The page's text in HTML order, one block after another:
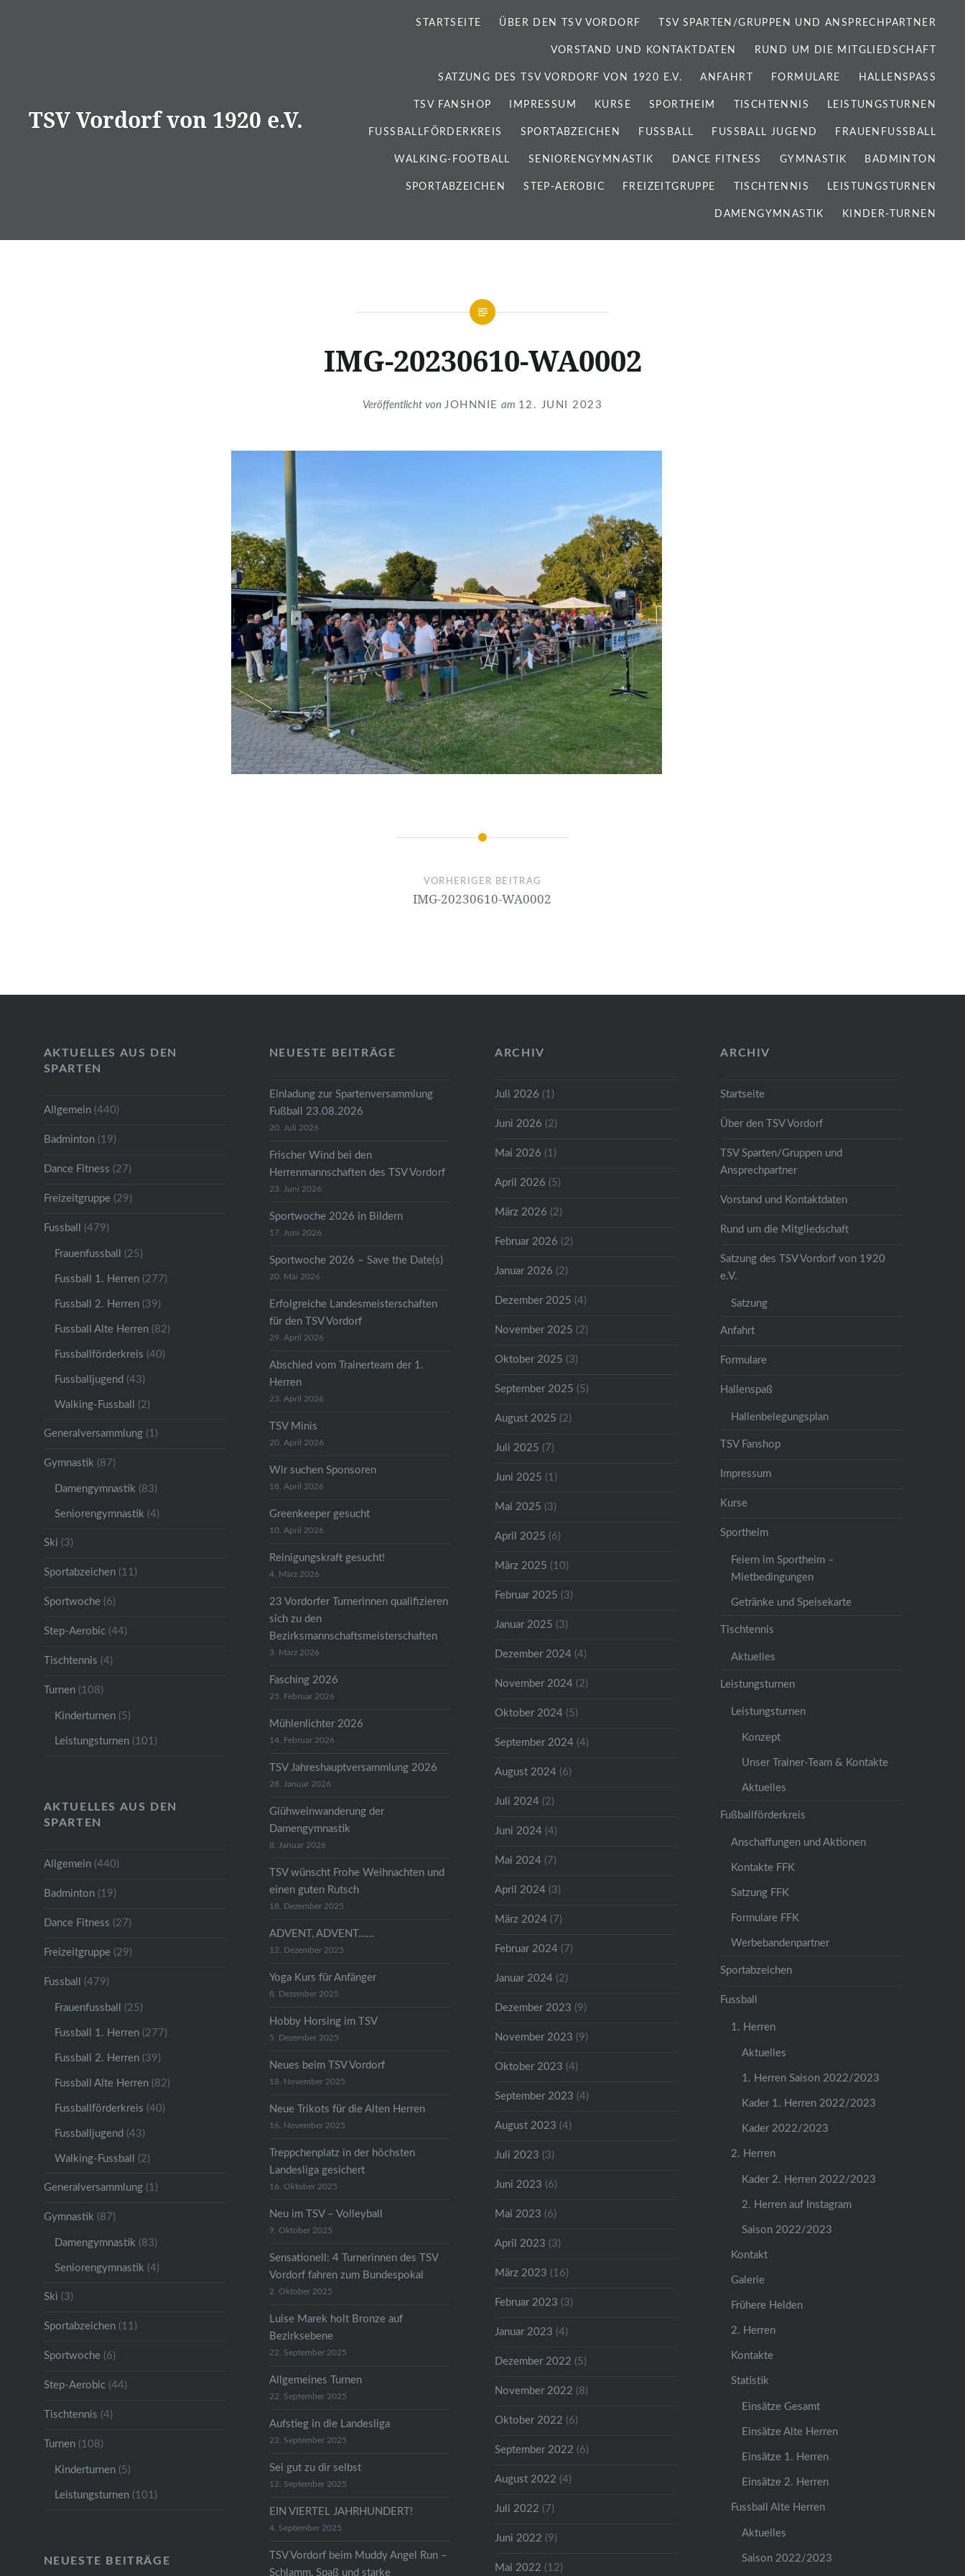
TSV Vordorf von 1920 e.V.
STARTSEITE ÜBER DEN TSV VORDORF TSV SPARTEN/GRUPPEN UND ANSPRECHPARTNER
VORSTAND UND KONTAKTDATEN RUND UM DIE MITGLIEDSCHAFT
SATZUNG DES TSV VORDORF VON 1920 E.V. ANFAHRT FORMULARE HALLENSPASS
TSV FANSHOP IMPRESSUM KURSE SPORTHEIM TISCHTENNIS LEISTUNGSTURNEN
FUSSBALLFÖRDERKREIS SPORTABZEICHEN FUSSBALL FUSSBALL JUGEND FRAUENFUSSBALL
WALKING-FOOTBALL SENIORENGYMNASTIK DANCE FITNESS GYMNASTIK BADMINTON
SPORTABZEICHEN STEP-AEROBIC FREIZEITGRUPPE TISCHTENNIS LEISTUNGSTURNEN
DAMENGYMNASTIK KINDER-TURNEN
IMG-20230610-WA0002
Veröffentlicht von JOHNNIE am 12. JUNI 2023
VORHERIGER BEITRAG
IMG-20230610-WA0002
AKTUELLES AUS DEN
SPARTEN
Allgemein(440)
Badminton(19)
Dance Fitness (27)
Freizeitgruppe(29)
Fussball (479)
Frauenfussball (25)
Fussball 1. Herren(277)
Fussball 2. Herren(39)
Fussball Alte Herren(82)
Fussballförderkreis (40)
Fussballjugend (43)
Walking-Fussball (2)
Generalversammlung(1)
Gymnastik (87)
Damengymnastik (83)
Seniorengymnastik (4)
Ski (3)
Sportabzeichen(11)
Sportwoche(6)
Step-Aerobic(44)
Tischtennis (4)
Turnen(108)
Kinderturnen(5)
Leistungsturnen(101)
NEUESTE BEITRÄGE
Einladung zur Spartenversammlung
Fußball 23.08.2026
20. Juli 2026
Frischer Wind bei den
Herrenmannschaften des TSV Vordorf
23. Juni 2026
Sportwoche 2026 in Bildern
17. Juni 2026
Sportwoche 2026 – Save the Date(s)
20. Mai 2026
Erfolgreiche Landesmeisterschaften
für den TSV Vordorf
29. April 2026
Abschied vom Trainerteam der 1.
Herren
23. April 2026
TSV Minis
20. April 2026
Wir suchen Sponsoren
18. April 2026
Greenkeeper gesucht
10. April 2026
Reinigungskraft gesucht!
4. März 2026
23 Vordorfer Turnerinnen qualifizieren
sich zu den
Bezirksmannschaftsmeisterschaften
3. März 2026
Fasching 2026
25. Februar 2026
Mühlenlichter 2026
14. Februar 2026
TSV Jahreshauptversammlung 2026
28. Januar 2026
Glühweinwanderung der
Damengymnastik
8. Januar 2026
TSV wünscht Frohe Weihnachten und
einen guten Rutsch
18. Dezember 2025
ADVENT, ADVENT……
12. Dezember 2025
Yoga Kurs für Anfänger
8. Dezember 2025
Hobby Horsing im TSV
5. Dezember 2025
Neues beim TSV Vordorf
18. November 2025
Neue Trikots für die Alten Herren
16. November 2025
Treppchenplatz in der höchsten
Landesliga gesichert
16. Oktober 2025
Neu im TSV – Volleyball
9. Oktober 2025
Sensationell: 4 Turnerinnen des TSV
Vordorf fahren zum Bundespokal
2. Oktober 2025
Luise Marek holt Bronze auf
Bezirksebene
22. September 2025
Allgemeines Turnen
22. September 2025
Aufstieg in die Landesliga
22. September 2025
Sei gut zu dir selbst
12. September 2025
EIN VIERTEL JAHRHUNDERT!
4. September 2025
TSV Vordorf beim Muddy Angel Run –
Schlamm, Spaß und starke
ARCHIV
Juli 2026 (1)
Juni 2026 (2)
Mai 2026 (1)
April 2026 (5)
März 2026 (2)
Februar 2026 (2)
Januar 2026 (2)
Dezember 2025 (4)
November 2025 (2)
Oktober 2025 (3)
September 2025 (5)
August 2025 (2)
Juli 2025 (7)
Juni 2025 (1)
Mai 2025 (3)
April 2025 (6)
März 2025 (10)
Februar 2025 (3)
Januar 2025 (3)
Dezember 2024 (4)
November 2024 (2)
Oktober 2024 (5)
September 2024 (4)
August 2024 (6)
Juli 2024 (2)
Juni 2024 (4)
Mai 2024 (7)
April 2024 (3)
März 2024 (7)
Februar 2024 (7)
Januar 2024 (2)
Dezember 2023 (9)
November 2023 (9)
Oktober 2023 (4)
September 2023 (4)
August 2023 (4)
Juli 2023 (3)
Juni 2023 (6)
Mai 2023 (6)
April 2023 (3)
März 2023 (16)
Februar 2023 (3)
Januar 2023 (4)
Dezember 2022 (5)
November 2022 (8)
Oktober 2022 (6)
September 2022 (6)
August 2022 (4)
Juli 2022 (7)
Juni 2022 (9)
Mai 2022 (12)
ARCHIV
Startseite
Über den TSV Vordorf
TSV Sparten/Gruppen und
Ansprechpartner
Vorstand und Kontaktdaten
Rund um die Mitgliedschaft
Satzung des TSV Vordorf von 1920
e.V.
Satzung
Anfahrt
Formulare
Hallenspaß
Hallenbelegungsplan
TSV Fanshop
Impressum
Kurse
Sportheim
Feiern im Sportheim –
Mietbedingungen
Getränke und Speisekarte
Tischtennis
Aktuelles
Leistungsturnen
Leistungsturnen
Konzept
Unser Trainer-Team & Kontakte
Aktuelles
Fußballförderkreis
Anschaffungen und Aktionen
Kontakte FFK
Satzung FFK
Formulare FFK
Werbebandenpartner
Sportabzeichen
Fussball
1. Herren
Aktuelles
1. Herren Saison 2022/2023
Kader 1. Herren 2022/2023
Kader 2022/2023
2. Herren
Kader 2. Herren 2022/2023
2. Herren auf Instagram
Saison 2022/2023
Kontakt
Galerie
Frühere Helden
2. Herren
Kontakte
Statistik
Einsätze Gesamt
Einsätze Alte Herren
Einsätze 1. Herren
Einsätze 2. Herren
Fussball Alte Herren
Aktuelles
Saison 2022/2023
AKTUELLES AUS DEN
SPARTEN
Allgemein(440)
Badminton(19)
Dance Fitness (27)
Freizeitgruppe(29)
Fussball (479)
Frauenfussball (25)
Fussball 1. Herren(277)
Fussball 2. Herren(39)
Fussball Alte Herren(82)
Fussballförderkreis (40)
Fussballjugend (43)
Walking-Fussball (2)
Generalversammlung(1)
Gymnastik (87)
Damengymnastik (83)
Seniorengymnastik (4)
Ski (3)
Sportabzeichen(11)
Sportwoche(6)
Step-Aerobic(44)
Tischtennis (4)
Turnen(108)
Kinderturnen(5)
Leistungsturnen(101)
NEUESTE BEITRÄGE